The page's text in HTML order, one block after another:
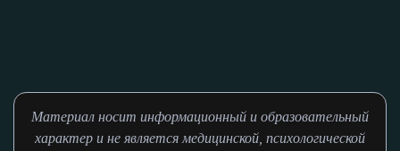
Материал носит информационный и образовательный
характер и не является медицинской, психологической